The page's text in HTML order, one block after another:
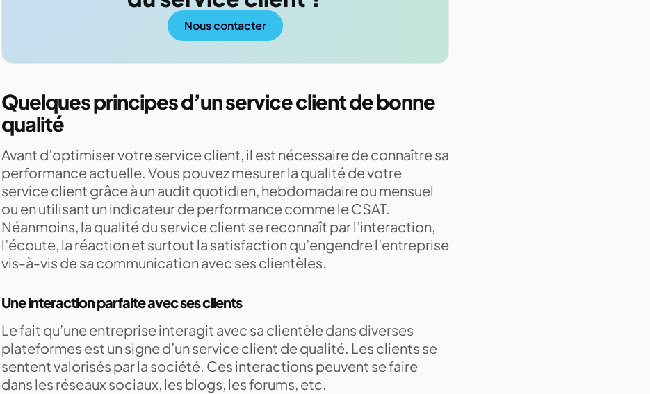
Nous contacter
Quelques principes d’un service client de bonne
qualité
Avant d’optimiser votre service client, il est nécessaire de connaître sa
performance actuelle. Vous pouvez mesurer la qualité de votre
service client grâce à un audit quotidien, hebdomadaire ou mensuel
ou en utilisant un indicateur de performance comme le CSAT.
Néanmoins, la qualité du service client se reconnaît par l’interaction,
l’écoute, la réaction et surtout la satisfaction qu’engendre l’entreprise
vis-à-vis de sa communication avec ses clientèles.
Une interaction parfaite avec ses clients
Le fait qu’une entreprise interagit avec sa clientèle dans diverses
plateformes est un signe d’un service client de qualité. Les clients se
sentent valorisés par la société. Ces interactions peuvent se faire
dans les réseaux sociaux, les blogs, les forums, etc.